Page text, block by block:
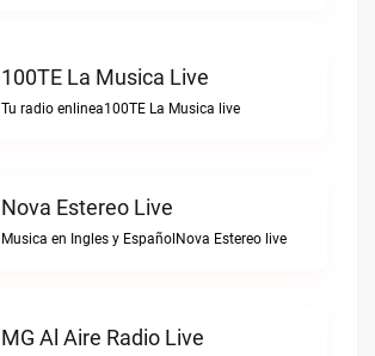
100TE La Musica Live
Tu radio enlinea100TE La Musica live
Nova Estereo Live
Musica en Ingles y EspañolNova Estereo live
MG Al Aire Radio Live